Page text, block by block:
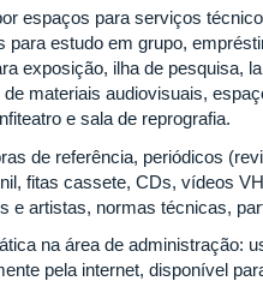
espaços para serviços
para estudo em grupo,
exposição, ilha de pesquisa,
materiais audiovisuais,
e sala de reprografia.
de referência, periódicos
fitas cassete, CDs, vídeos
e artistas, normas técnicas,
na área de administração:
pela internet, disponível